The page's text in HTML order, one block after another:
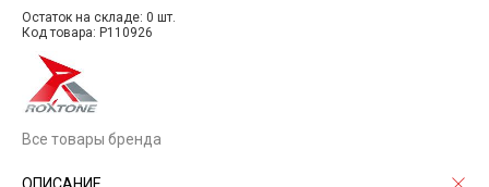
Остаток на складе: 0 шт.
Код товара: P110926
Все товары бренда
ОПИСАНИЕ